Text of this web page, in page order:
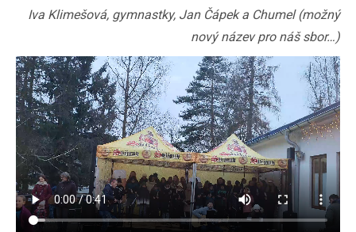
Iva Klimešová, gymnastky, Jan Čápek a Chumel (možný
nový název pro náš sbor…)